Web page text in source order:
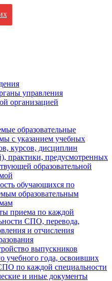
управления
организацией
образовательные
с указанием учебных
курсов, дисциплин
практики, предусмотренных
образовательной
обучающихся по
образовательным
приема по каждой
СПО, перевода,
и отчисления
выпускников
учебного года, освоивших
по каждой специальности
и иные документы